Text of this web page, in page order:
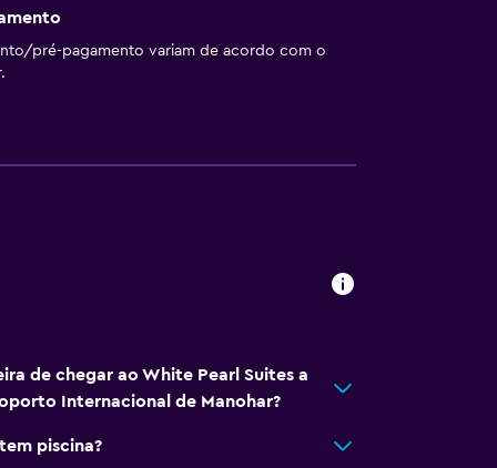
pré-pagamento variam de acordo com o
de chegar ao White Pearl Suites a
Internacional de Manohar?
piscina?